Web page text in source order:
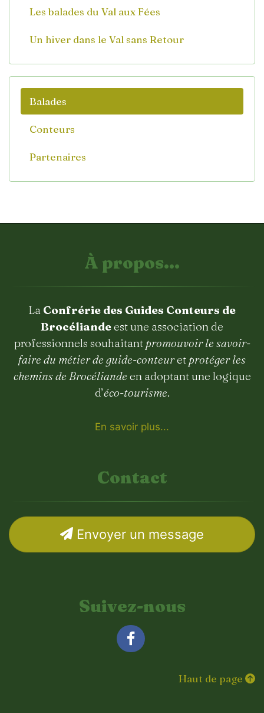
Les balades du Val aux Fées
Un hiver dans le Val sans Retour
Balades
Conteurs
Partenaires
À propos...
La Confrérie des Guides Conteurs de
Brocéliandeest une association de
professionnels souhaitant promouvoir le savoir-
faire du métier de guide-conteuret protéger les
chemins de Brocéliande en adoptant une logique
d’éco-tourisme.
En savoir plus...
Contact
Envoyer un message
Suivez-nous
Haut de page